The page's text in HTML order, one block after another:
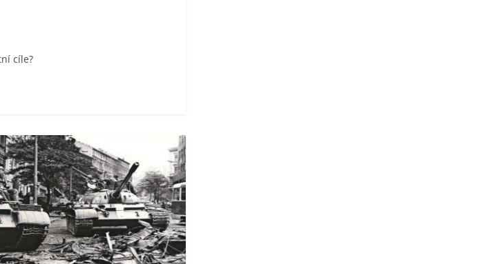
cíle?